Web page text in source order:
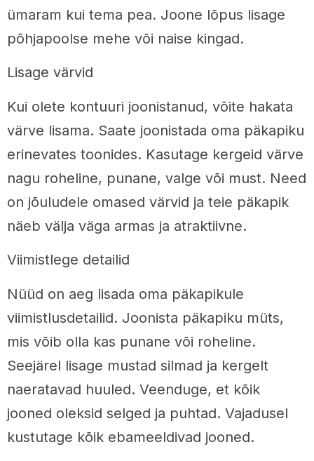
ümaram kui tema pea. Joone lõpus lisage
põhjapoolse mehe või naise kingad.
Lisage värvid
Kui olete kontuuri joonistanud, võite hakata
värve lisama. Saate joonistada oma päkapiku
erinevates toonides. Kasutage kergeid värve
nagu roheline, punane, valge või must. Need
on jõuludele omased värvid ja teie päkapik
näeb välja väga armas ja atraktiivne.
Viimistlege detailid
Nüüd on aeg lisada oma päkapikule
viimistlusdetailid. Joonista päkapiku müts,
mis võib olla kas punane või roheline.
Seejärel lisage mustad silmad ja kergelt
naeratavad huuled. Veenduge, et kõik
jooned oleksid selged ja puhtad. Vajadusel
kustutage kõik ebameeldivad jooned.